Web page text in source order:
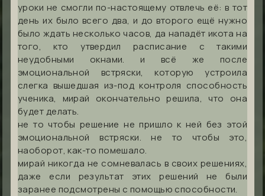
уроки не смогли по-настоящему отвлечь её: в тот
день их было всего два, и до второго ещё нужно
было ждать несколько часов, да нападёт икота на
того, кто утвердил расписание с такими
неудобными окнами. и всё же после
эмоциональной встряски, которую устроила
слегка вышедшая из-под контроля способность
ученика, мирай окончательно решила, что она
будет делать.
не то чтобы решение не пришло к ней без этой
эмоциональной встряски. не то чтобы это,
наоборот, как-то помешало.
мирай никогда не сомневалась в своих решениях,
даже если результат этих решений не были
заранее подсмотрены с помощью способности.